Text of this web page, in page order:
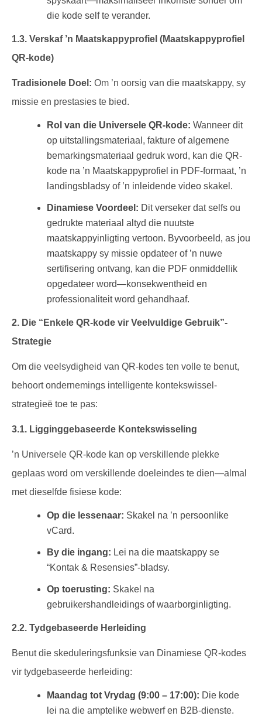
die kode self te verander.
1.3. Verskaf ’n Maatskappyprofiel (Maatskappyprofiel
QR-kode)
Tradisionele Doel: Om ’n oorsig van die maatskappy, sy
missie en prestasies te bied.
Rol van die Universele QR-kode: Wanneer dit
op uitstallingsmateriaal, fakture of algemene
bemarkingsmateriaal gedruk word, kan die QR-
kode na ’n Maatskappyprofiel in PDF-formaat, ’n
landingsbladsy of ’n inleidende video skakel.
Dinamiese Voordeel: Dit verseker dat selfs ou
gedrukte materiaal altyd die nuutste
maatskappyinligting vertoon. Byvoorbeeld, as jou
maatskappy sy missie opdateer of ’n nuwe
sertifisering ontvang, kan die PDF onmiddellik
opgedateer word—konsekwentheid en
professionaliteit word gehandhaaf.
2. Die “Enkele QR-kode vir Veelvuldige Gebruik”-
Strategie
Om die veelsydigheid van QR-kodes ten volle te benut,
behoort ondernemings intelligente kontekswissel-
strategieë toe te pas:
3.1. Ligginggebaseerde Kontekswisseling
’n Universele QR-kode kan op verskillende plekke
geplaas word om verskillende doeleindes te dien—almal
met dieselfde fisiese kode:
Op die lessenaar: Skakel na ’n persoonlike
vCard.
By die ingang: Lei na die maatskappy se
“Kontak & Resensies”-bladsy.
Op toerusting: Skakel na
gebruikershandleidings of waarborginligting.
2.2. Tydgebaseerde Herleiding
Benut die skeduleringsfunksie van Dinamiese QR-kodes
vir tydgebaseerde herleiding:
Maandag tot Vrydag (9:00 – 17:00): Die kode
lei na die amptelike webwerf en B2B-dienste.